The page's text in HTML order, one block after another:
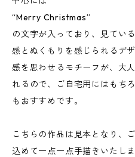
“Merry Christmas”
の文字が入っており、見てい
感とぬくもりを感じられるデ
感を思わせるモチーフが、大
れるので、ご自宅用にはもち
もおすすめです。
こちらの作品は見本となり、
込めて一点一点手描きいたし